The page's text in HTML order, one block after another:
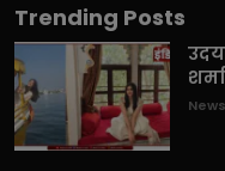
Trending Posts